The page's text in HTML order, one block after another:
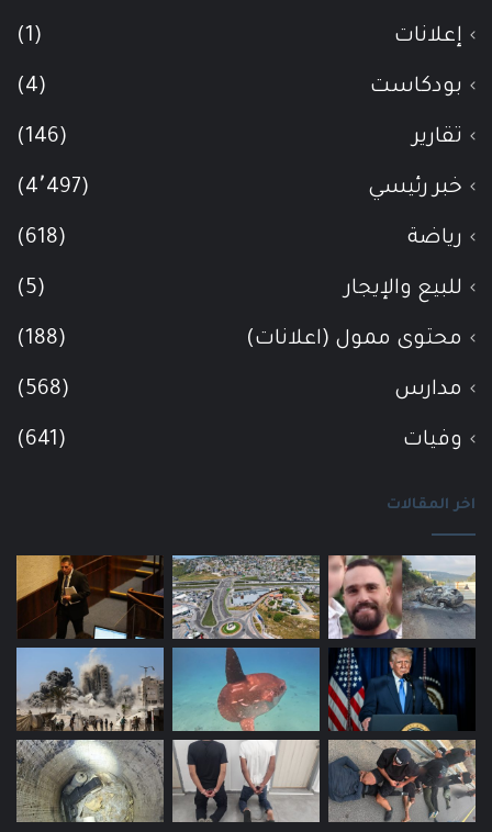
إعلانات (1)
بودكاست (4)
تقارير (146)
خبر رئيسي (4٬497)
رياضة (618)
للبيع والإيجار (5)
محتوى ممول (اعلانات) (188)
مدارس (568)
وفيات (641)
اخر المقالات